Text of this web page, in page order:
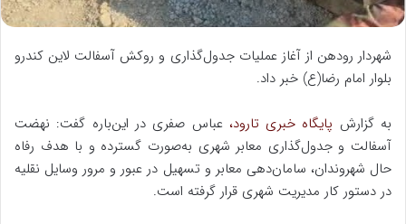
شهردار رودهن از آغاز عملیات جدول‌گذاری و روکش آسفالت لاین کندرو
بلوار امام رضا(ع) خبر داد.
به گزارش پایگاه خبری تارود، عباس صفری در این‌باره گفت: نهضت
آسفالت و جدول‌گذاری معابر شهری به‌صورت گسترده و با هدف رفاه
حال شهروندان، سامان‌دهی معابر و تسهیل در عبور و مرور وسایل نقلیه
در دستور کار مدیریت شهری قرار گرفته است.